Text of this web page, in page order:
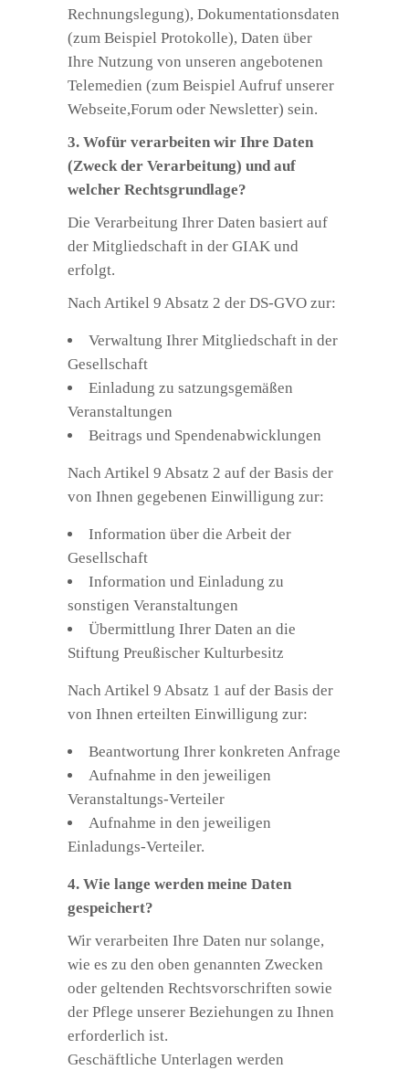
Rechnungslegung), Dokumentationsdaten
(zum Beispiel Protokolle), Daten über
Ihre Nutzung von unseren angebotenen
Telemedien (zum Beispiel Aufruf unserer
Webseite,Forum oder Newsletter) sein.
3. Wofür verarbeiten wir Ihre Daten
(Zweck der Verarbeitung) und auf
welcher Rechtsgrundlage?
Die Verarbeitung Ihrer Daten basiert auf
der Mitgliedschaft in der GIAK und
erfolgt.
Nach Artikel 9 Absatz 2 der DS-GVO zur:
Verwaltung Ihrer Mitgliedschaft in der
Gesellschaft
Einladung zu satzungsgemäßen
Veranstaltungen
Beitrags und Spendenabwicklungen
Nach Artikel 9 Absatz 2 auf der Basis der
von Ihnen gegebenen Einwilligung zur:
Information über die Arbeit der
Gesellschaft
Information und Einladung zu
sonstigen Veranstaltungen
Übermittlung Ihrer Daten an die
Stiftung Preußischer Kulturbesitz
Nach Artikel 9 Absatz 1 auf der Basis der
von Ihnen erteilten Einwilligung zur:
Beantwortung Ihrer konkreten Anfrage
Aufnahme in den jeweiligen
Veranstaltungs-Verteiler
Aufnahme in den jeweiligen
Einladungs-Verteiler.
4. Wie lange werden meine Daten
gespeichert?
Wir verarbeiten Ihre Daten nur solange,
wie es zu den oben genannten Zwecken
oder geltenden Rechtsvorschriften sowie
der Pflege unserer Beziehungen zu Ihnen
erforderlich ist.
Geschäftliche Unterlagen werden